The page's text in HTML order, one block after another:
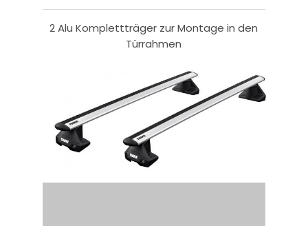
2 Alu Komplettträger zur Montage in den
Türrahmen